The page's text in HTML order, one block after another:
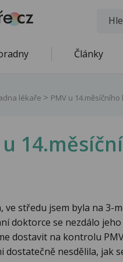
Články
lékaře PMV u
u
ve středu jsem byla na 3-
doktorce se nezdálo
dostavit na kontrolu
dostatečně nesdělila, jak